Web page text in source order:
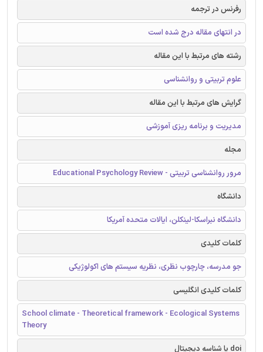
رفرنس در ترجمه
در انتهای مقاله درج شده است
رشته های مرتبط با این مقاله
علوم تربیتی و روانشناسی
گرایش های مرتبط با این مقاله
مدیریت و برنامه ریزی آموزشی
مجله
مرور روانشناسی تربیتی - Educational Psychology Review
دانشگاه
دانشگاه نبراسکا-لینکلن، ایالات متحده آمریکا
کلمات کلیدی
جو مدرسه، چارچوب نظری، نظریه سیستم های اکولوژیکی
کلمات کلیدی انگلیسی
School climate - Theoretical framework - Ecological Systems
Theory
doi یا شناسه دیجیتال